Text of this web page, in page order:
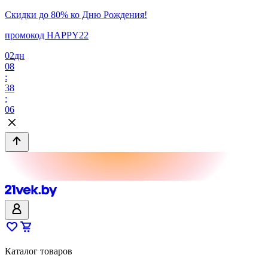
Скидки до 80% ко Дню Рождения!
промокод HAPPY22
02дн
08
:
38
:
06
Каталог товаров